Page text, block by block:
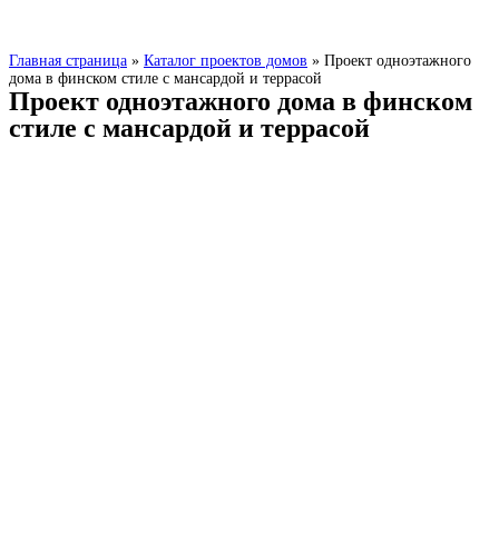
Главная страница » Каталог проектов домов » Проект одноэтажного
дома в финском стиле с мансардой и террасой
Проект одноэтажного дома в финском
стиле с мансардой и террасой